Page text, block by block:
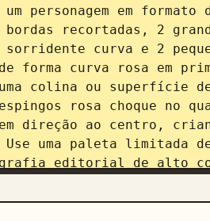
personagem em formato
recortadas, 2
sorridente curva e 2
forma curva rosa em
colina ou superfície de
rosa choque no
em direção ao centro,
uma paleta limitada
editorial de alto
do